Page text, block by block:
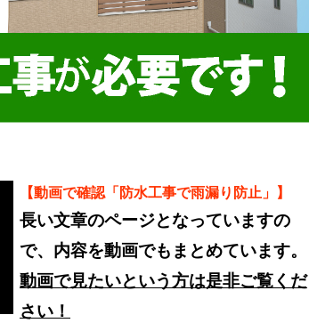
【動画で確認「防水工事で雨漏り防止」】
長い文章のページとなっていますの
で、内容を動画でもまとめています。
動画で見たいという方は是非ご覧くだ
さい！